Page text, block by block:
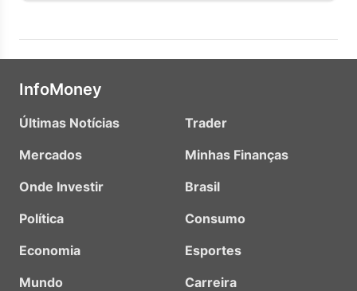
InfoMoney
Últimas Notícias
Mercados
Onde Investir
Política
Economia
Mundo
Trader
Minhas Finanças
Brasil
Consumo
Esportes
Carreira